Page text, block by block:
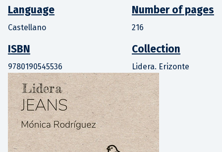
Language
Castellano
ISBN
9780190545536
Number of pages
216
Collection
Lidera. Erizonte